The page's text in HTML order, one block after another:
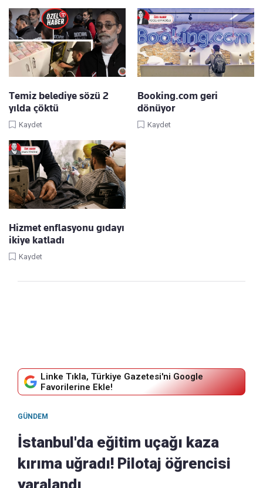
Temiz belediye sözü 2
yılda çöktü
Kaydet
Booking.com geri
dönüyor
Kaydet
Hizmet enflasyonu gıdayı
ikiye katladı
Kaydet
Linke Tıkla, Türkiye Gazetesi'ni Google
Favorilerine Ekle!
GÜNDEM
İstanbul'da eğitim uçağı kaza
kırıma uğradı! Pilotaj öğrencisi
yaralandı